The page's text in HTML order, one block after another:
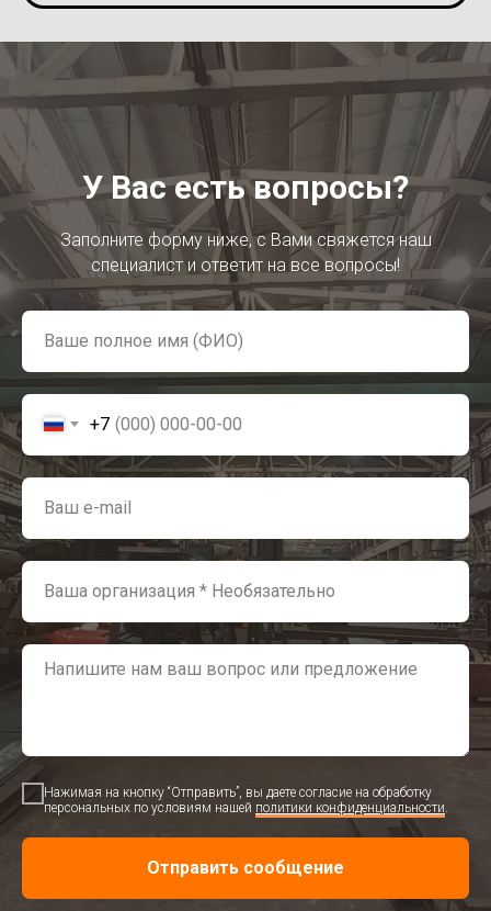
У Вас есть вопросы?
Заполните форму ниже, с Вами свяжется наш
специалист и ответит на все вопросы!
+7
Нажимая на кнопку “Отправить”, вы даете согласие на обработку
персональных по условиям нашей политики конфиденциальности.
Отправить сообщение